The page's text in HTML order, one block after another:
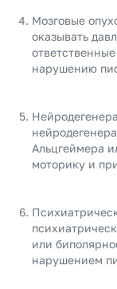
Мозговые
оказывать
нарушению
Альцгеймера
моторику и
или
нарушением